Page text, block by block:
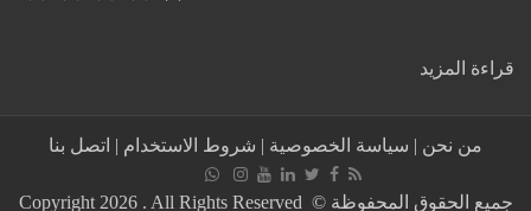
المزيد :
وسط
الجزائريين
من نحن| سياسة الخصوصية|شروط الاستخدام|اتصل بنا
جميع الحقوق المحفوظة © Copyright 2026 . All Rights Reserved